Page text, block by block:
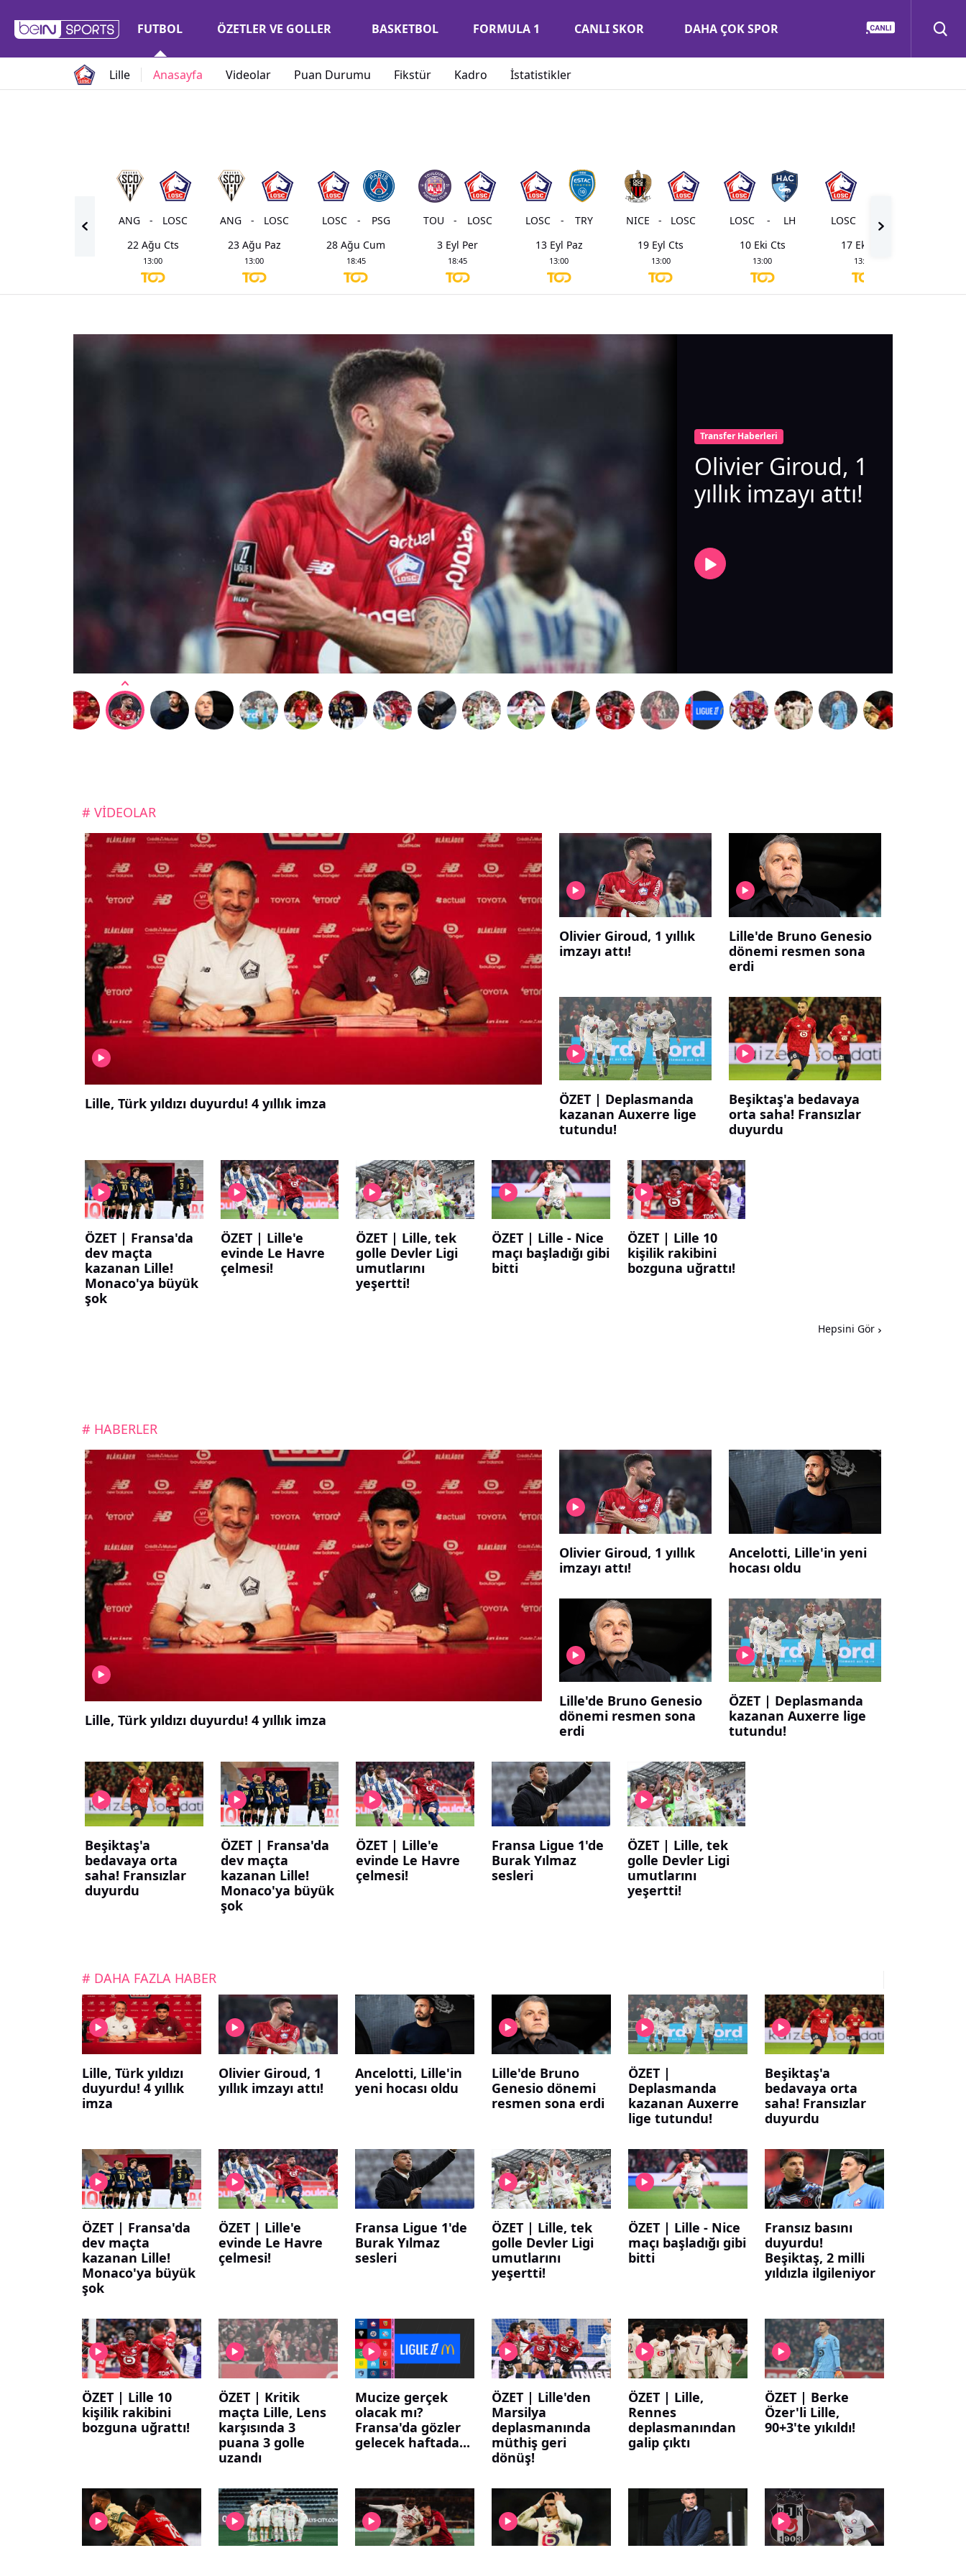
FUTBOL ÖZETLER VE GOLLER BASKETBOL FORMULA 1 CANLI SKOR DAHA ÇOK SPOR
Lille Anasayfa Videolar Puan Durumu Fikstür Kadro İstatistikler
ANG -
LOSC
22 Ağu Cts
13:00
ANG -
LOSC
23 Ağu Paz
13:00
LOSC -
PSG
28 Ağu Cum
18:45
TOU -
LOSC
3 Eyl Per
18:45
LOSC -
TRY
13 Eyl Paz
13:00
NICE -
LOSC
19 Eyl Cts
13:00
LOSC -
LH
10 Eki Cts
13:00
LOSC
17 Eki Cts
13:00
Transfer Haberleri
Olivier Giroud, 1
yıllık imzayı attı!
# VİDEOLAR
Lille, Türk yıldızı duyurdu! 4 yıllık imza
Olivier Giroud, 1 yıllık
imzayı attı!
Lille'de Bruno Genesio
dönemi resmen sona
erdi
ÖZET | Deplasmanda
kazanan Auxerre lige
tutundu!
Beşiktaş'a bedavaya
orta saha! Fransızlar
duyurdu
ÖZET | Fransa'da
dev maçta
kazanan Lille!
Monaco'ya büyük
şok
ÖZET | Lille'e
evinde Le Havre
çelmesi!
ÖZET | Lille, tek
golle Devler Ligi
umutlarını
yeşertti!
ÖZET | Lille - Nice
maçı başladığı gibi
bitti
ÖZET | Lille 10
kişilik rakibini
bozguna uğrattı!
Hepsini Gör
# HABERLER
Lille, Türk yıldızı duyurdu! 4 yıllık imza
Olivier Giroud, 1 yıllık
imzayı attı!
Ancelotti, Lille'in yeni
hocası oldu
Lille'de Bruno Genesio
dönemi resmen sona
erdi
ÖZET | Deplasmanda
kazanan Auxerre lige
tutundu!
Beşiktaş'a
bedavaya orta
saha! Fransızlar
duyurdu
ÖZET | Fransa'da
dev maçta
kazanan Lille!
Monaco'ya büyük
şok
ÖZET | Lille'e
evinde Le Havre
çelmesi!
Fransa Ligue 1'de
Burak Yılmaz
sesleri
ÖZET | Lille, tek
golle Devler Ligi
umutlarını
yeşertti!
# DAHA FAZLA HABER
Lille, Türk yıldızı
duyurdu! 4 yıllık
imza
Olivier Giroud, 1
yıllık imzayı attı!
Ancelotti, Lille'in
yeni hocası oldu
Lille'de Bruno
Genesio dönemi
resmen sona erdi
ÖZET |
Deplasmanda
kazanan Auxerre
lige tutundu!
Beşiktaş'a
bedavaya orta
saha! Fransızlar
duyurdu
ÖZET | Fransa'da
dev maçta
kazanan Lille!
Monaco'ya büyük
şok
ÖZET | Lille'e
evinde Le Havre
çelmesi!
Fransa Ligue 1'de
Burak Yılmaz
sesleri
ÖZET | Lille, tek
golle Devler Ligi
umutlarını
yeşertti!
ÖZET | Lille - Nice
maçı başladığı gibi
bitti
Fransız basını
duyurdu!
Beşiktaş, 2 milli
yıldızla ilgileniyor
ÖZET | Lille 10
kişilik rakibini
bozguna uğrattı!
ÖZET | Kritik
maçta Lille, Lens
karşısında 3
puana 3 golle
uzandı
Mucize gerçek
olacak mı?
Fransa'da gözler
gelecek haftada...
ÖZET | Lille'den
Marsilya
deplasmanında
müthiş geri
dönüş!
ÖZET | Lille,
Rennes
deplasmanından
galip çıktı
ÖZET | Berke
Özer'li Lille,
90+3'te yıkıldı!